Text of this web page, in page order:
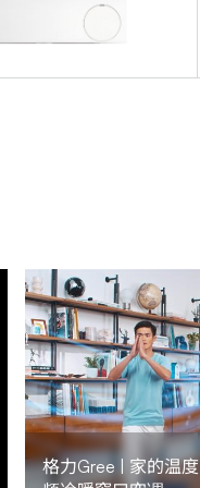
格力Gree | 家的温